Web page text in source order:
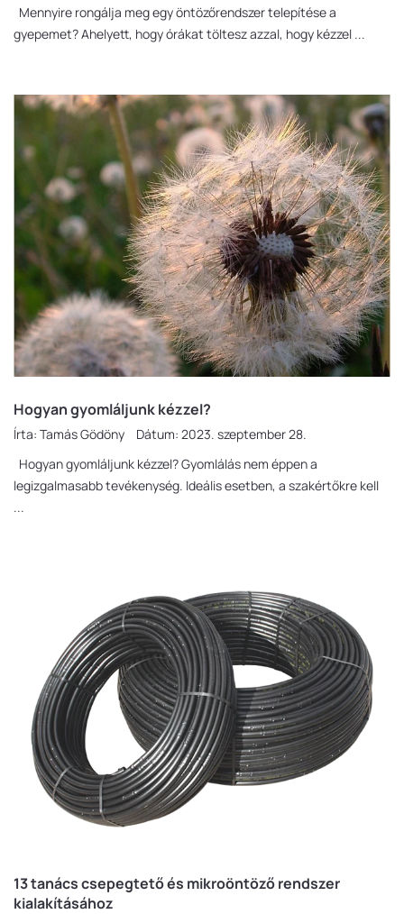
Mennyire rongálja meg egy öntözőrendszer telepítése a
gyepemet? Ahelyett, hogy órákat töltesz azzal, hogy kézzel ...
Hogyan gyomláljunk kézzel?
Írta: Tamás Gödöny Dátum: 2023. szeptember 28.
Hogyan gyomláljunk kézzel? Gyomlálás nem éppen a
legizgalmasabb tevékenység. Ideális esetben, a szakértőkre kell
...
13 tanács csepegtető és mikroöntöző rendszer
kialakításához